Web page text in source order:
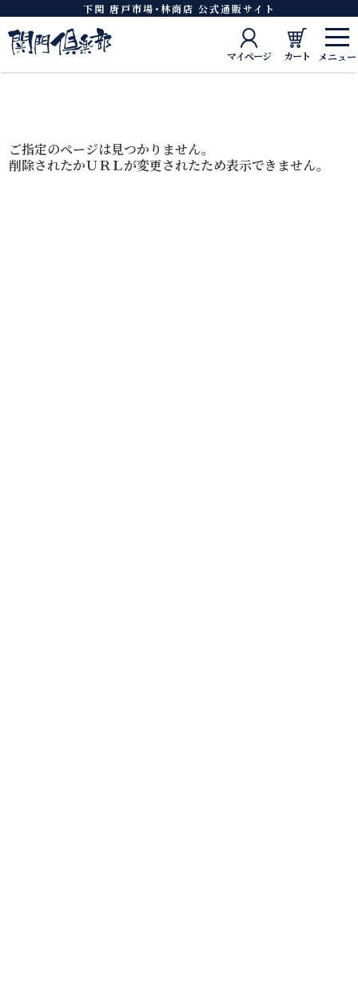
下関 唐戸市場･林商店 公式通販サイト
マイページ カート
ご指定のページは見つかりません。
削除されたかＵＲＬが変更されたため表示できません。